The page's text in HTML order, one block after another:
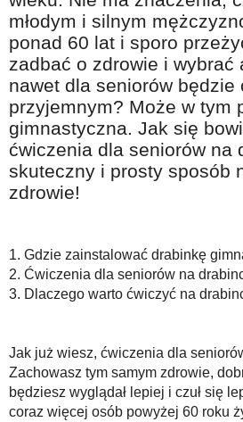
Na wesoło
Hobby i pasje
Żyj aktywnie
60plus - najcenniejsi klienci
Dobra opieka
Warto naśladować
Coś dla ducha
O finansach i społeczeństwie -
Ciekawe książki
Z internetem za pan brat
Bezpiecznie i w zgodzie z prawem
młodym i silnym
ponad 60 lat i sporo
zadbać o zdrowie i wybrać
nawet dla seniorów będzie
przyjemnym? Może w tym
gimnastyczna. Jak się
ćwiczenia dla seniorów na
skuteczny i prosty sposób
zdrowie!
1. Gdzie zainstalować drabinkę
2. Ćwiczenia dla seniorów na
3. Dlaczego warto ćwiczyć na
Jak już wiesz, ćwiczenia dla
Zachowasz tym samym zdrowie,
będziesz wyglądał lepiej i czuł się
coraz więcej osób powyżej 60 roku